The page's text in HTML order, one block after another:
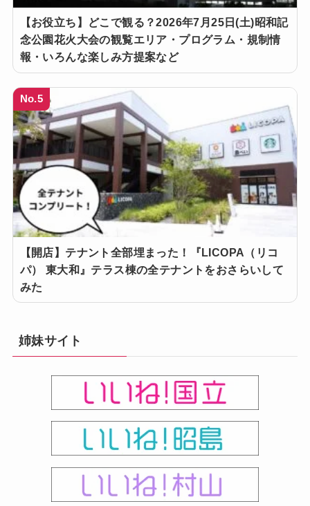
【お役立ち】どこで観る？2026年7月25日(土)昭和記
念公園花火大会の観覧エリア・プログラム・規制情
報・いろんな楽しみ方提案など
No.5
【開店】テナント全部埋まった！『LICOPA（リコ
パ） 東大和』テラス棟の全テナントをおさらいして
みた
姉妹サイト